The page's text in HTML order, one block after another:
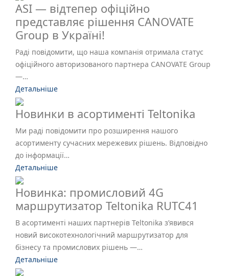
ASI — відтепер офіційно
представляє рішення CANOVATE
Group в Україні!
Раді повідомити, що наша компанія отримала статус
офіційного авторизованого партнера CANOVATE Group
—…
Детальніше
Новинки в асортименті Teltonika
Ми раді повідомити про розширення нашого
асортименту сучасних мережевих рішень. Відповідно
до інформації…
Детальніше
Новинка: промисловий 4G
маршрутизатор Teltonika RUTC41
В асортименті наших партнерів Teltonika з’явився
новий високотехнологічний маршрутизатор для
бізнесу та промислових рішень —…
Детальніше